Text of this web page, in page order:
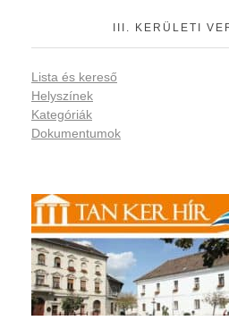
III. KERÜLETI
Lista és kereső
Helyszínek
Kategóriák
Dokumentumok